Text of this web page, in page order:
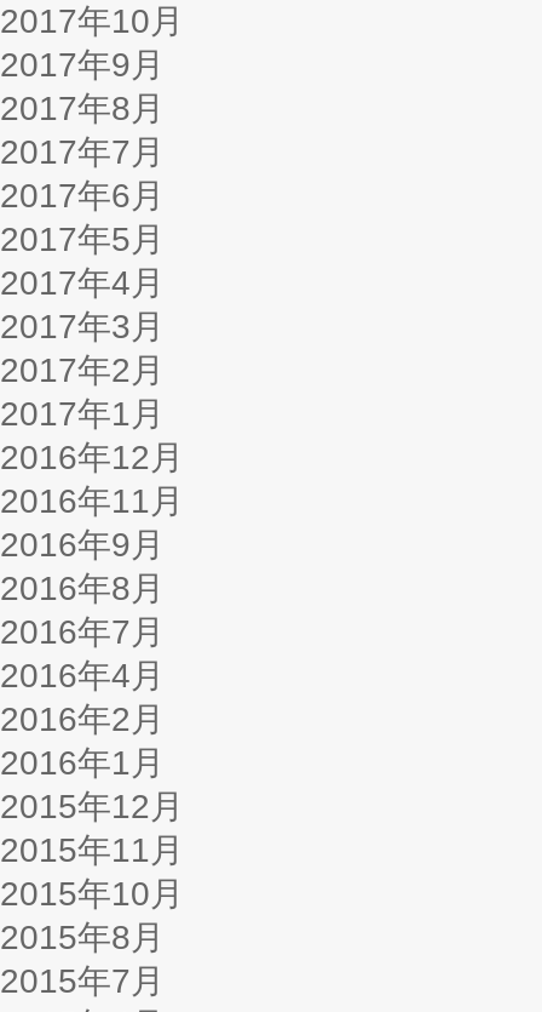
2017年10月
2017年9月
2017年8月
2017年7月
2017年6月
2017年5月
2017年4月
2017年3月
2017年2月
2017年1月
2016年12月
2016年11月
2016年9月
2016年8月
2016年7月
2016年4月
2016年2月
2016年1月
2015年12月
2015年11月
2015年10月
2015年8月
2015年7月